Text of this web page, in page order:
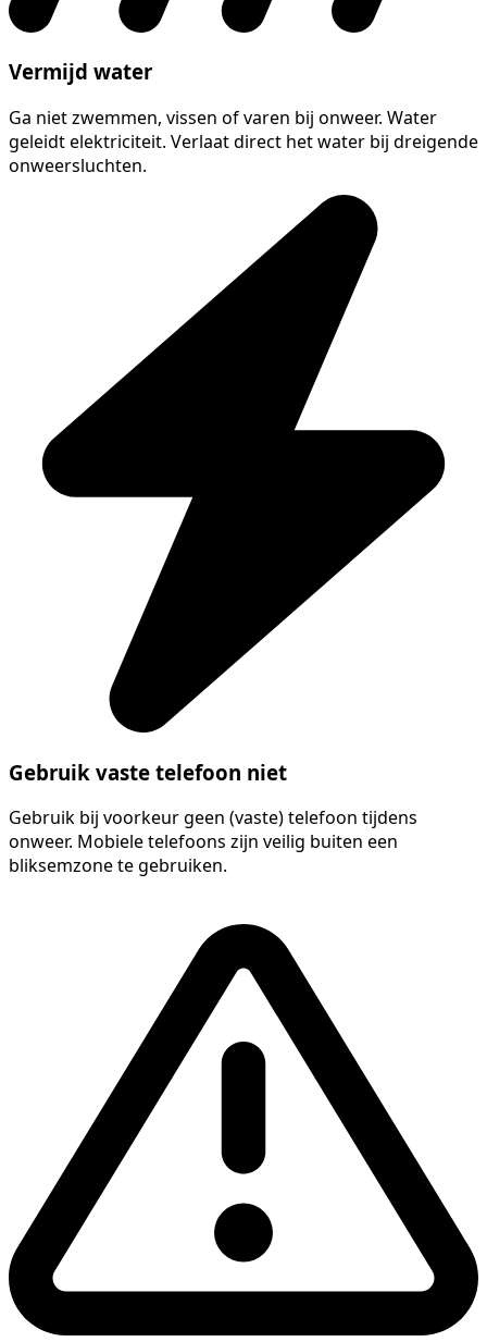
Vermijd water
Ga niet zwemmen, vissen of varen bij onweer. Water
geleidt elektriciteit. Verlaat direct het water bij dreigende
onweersluchten.
Gebruik vaste telefoon niet
Gebruik bij voorkeur geen (vaste) telefoon tijdens
onweer. Mobiele telefoons zijn veilig buiten een
bliksemzone te gebruiken.